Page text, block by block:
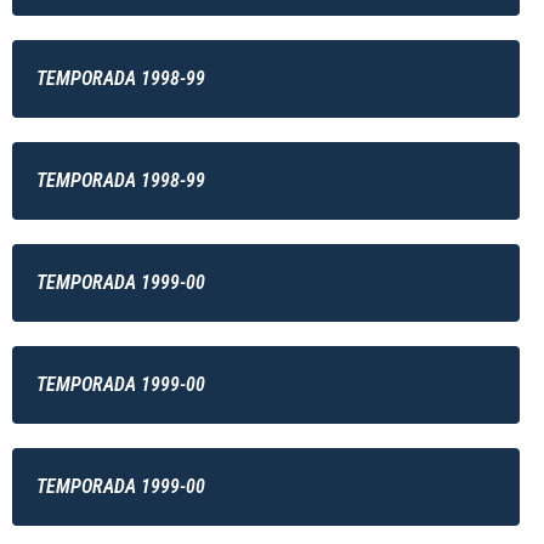
TEMPORADA 1998-99
TEMPORADA 1998-99
TEMPORADA 1999-00
TEMPORADA 1999-00
TEMPORADA 1999-00